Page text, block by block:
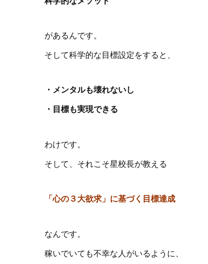
があるんです。
そして科学的な目標設定をすると、
・メンタルも壊れないし
・目標も実現できる
わけです。
そして、それこそ星校長が教える
「心の３大欲求」に基づく目標達成
なんです。
稼いでいても不幸な人がいるように、